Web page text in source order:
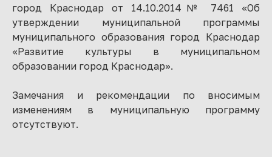
город Краснодар от 14.10.2014№ 7461 «Об
утверждении муниципальной программы
муниципального образования город Краснодар
«Развитие культуры в муниципальном
образовании город Краснодар».
Замечания и рекомендации по вносимым
изменениям в муниципальную программу
отсутствуют.